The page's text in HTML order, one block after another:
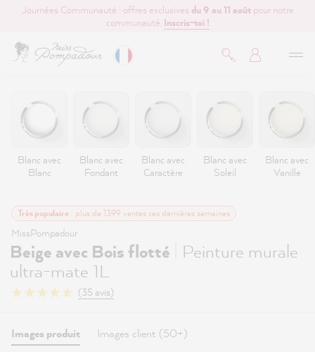
principal
Journées Communauté : offres exclusives du 9 au 11 aoûtpour notre
communauté. Inscris-toi !
Blanc avec
Blanc
Blanc avec
Fondant
Blanc avec
Caractère
Blanc avec
Soleil
Blanc avec
Vanille
Très populaire : plus de 1399 ventes ces dernières semaines
MissPompadour
Beige avec Bois flotté
Peinture murale
ultra-mate 1L
(35 avis)
Images produit Images client (50+)